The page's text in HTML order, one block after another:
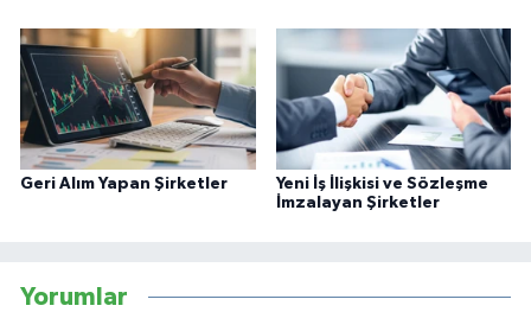
Geri Alım Yapan Şirketler
Yeni İş İlişkisi ve Sözleşme
İmzalayan Şirketler
Yorumlar